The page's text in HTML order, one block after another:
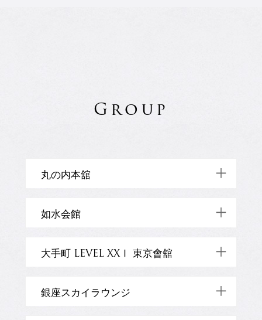
Group
丸の内本舘
03-3215-2111 (代)
TOP
Restaurant
如水会館
03-3261-1101 (代)
TOP
大手町 LEVEL XXⅠ 東京會舘
03-5255-1515 (代)
銀座スカイラウンジ